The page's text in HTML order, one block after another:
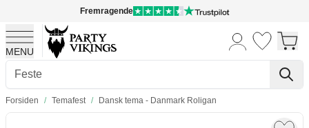
Fremragende
MENU
Skip to Content
Forsiden / Temafest / Dansk tema - Danmark Roligan